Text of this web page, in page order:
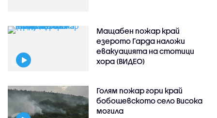
Мащабен пожар край
езерото Гарда наложи
евакуацията на стотици
хора (ВИДЕО)
Голям пожар гори край
бобошевското село Висока
могила